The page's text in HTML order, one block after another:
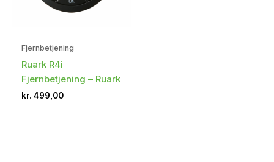
Fjernbetjening
Ruark R4i
Fjernbetjening – Ruark
kr. 499,00